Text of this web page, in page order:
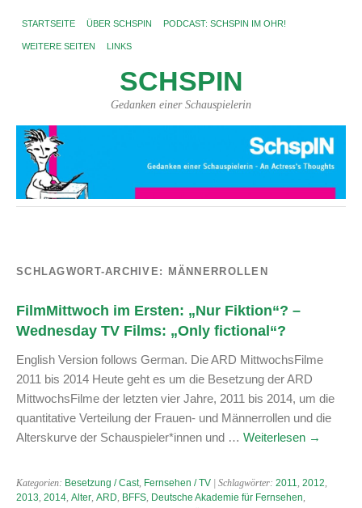
STARTSEITE ÜBER SCHSPIN PODCAST: SCHSPIN IM OHR!
WEITERE SEITEN LINKS
SCHSPIN
Gedanken einer Schauspielerin
SCHLAGWORT-ARCHIVE: MÄNNERROLLEN
FilmMittwoch im Ersten: „Nur Fiktion“? –
Wednesday TV Films: „Only fictional“?
English Version follows German. Die ARD MittwochsFilme
2011 bis 2014 Heute geht es um die Besetzung der ARD
MittwochsFilme der letzten vier Jahre, 2011 bis 2014, um die
quantitative Verteilung der Frauen- und Männerrollen und die
Alterskurve der Schauspieler*innen und … Weiterlesen →
Kategorien: Besetzung / Cast, Fernsehen / TV | Schlagwörter: 2011, 2012,
2013, 2014, Alter, ARD, BFFS, Deutsche Akademie für Fernsehen,